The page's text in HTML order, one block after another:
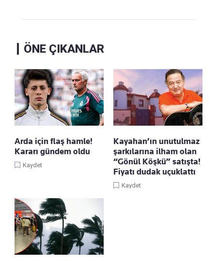
ÖNE ÇIKANLAR
Arda için flaş hamle!
Kararı gündem oldu
Kaydet
Kayahan’ın unutulmaz
şarkılarına ilham olan
“Gönül Köşkü” satışta!
Fiyatı dudak uçuklattı
Kaydet